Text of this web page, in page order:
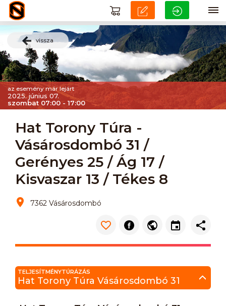
vissza
az esemény már lejárt
2025. június 07.
szombat 07:00 - 17:00
Hat Torony Túra -
Vásárosdombó 31 /
Gerényes 25 / Ág 17 /
Kisvaszar 13 / Tékes 8
7362 Vásárosdombó
TELJESÍTMÉNYTÚRÁZÁS
Hat Torony Túra Vásárosdombó 31